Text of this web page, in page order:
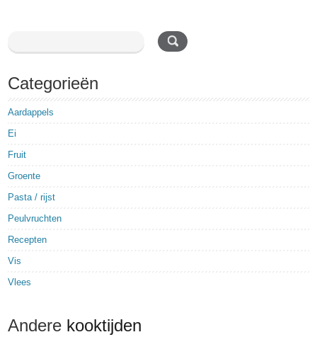
Categorieën
Aardappels
Ei
Fruit
Groente
Pasta / rijst
Peulvruchten
Recepten
Vis
Vlees
Andere kooktijden